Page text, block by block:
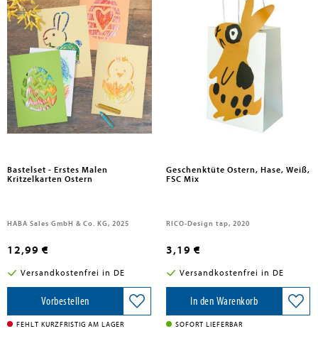
Bastelset - Erstes Malen
Kritzelkarten Ostern
HABA Sales GmbH & Co. KG, 2025
12,99 €
Versandkostenfrei in DE
Vorbestellen
FEHLT KURZFRISTIG AM LAGER
Geschenktüte Ostern, Hase, Weiß,
FSC Mix
RICO-Design tap, 2020
3,19 €
Versandkostenfrei in DE
In den Warenkorb
SOFORT LIEFERBAR